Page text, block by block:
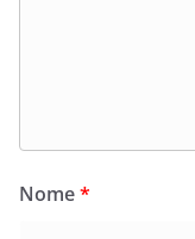
Nome*